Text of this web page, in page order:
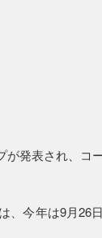
発表され、コ
、今年は9月26